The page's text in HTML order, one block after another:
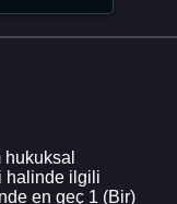
hukuksal
halinde ilgili
en geç 1 (Bir)